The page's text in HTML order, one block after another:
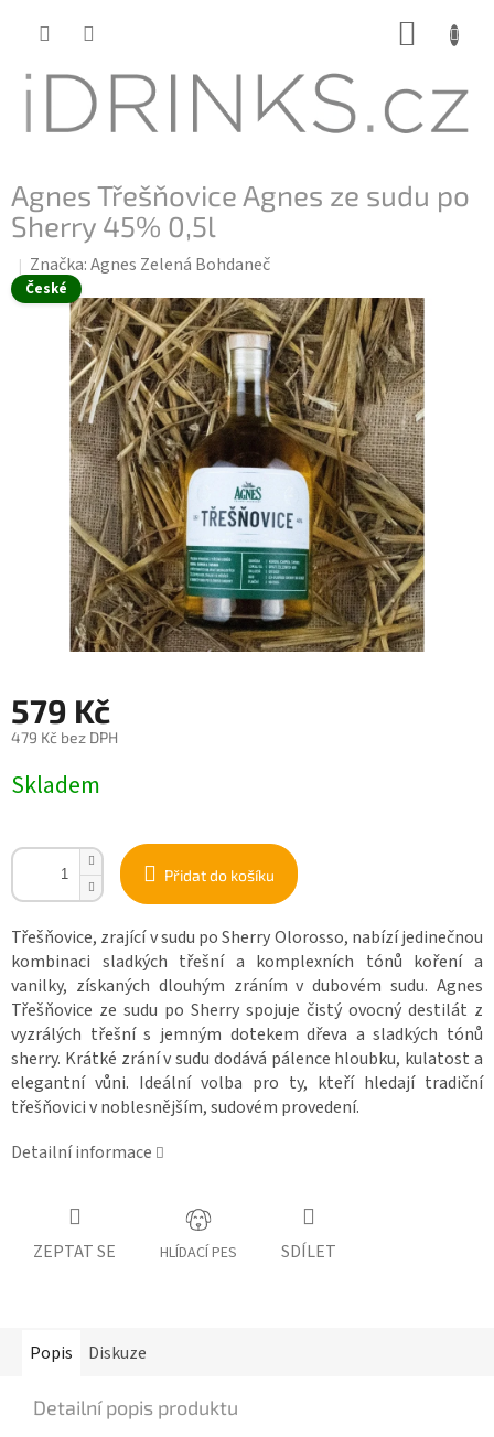
Agnes Třešňovice Agnes ze sudu po
Sherry 45% 0,5l
České
Značka:Agnes Zelená Bohdaneč
579 Kč
479 Kč bez DPH
cena:
Skladem
Přidat do košíku
Třešňovice, zrající v sudu po Sherry Olorosso, nabízí jedinečnou
kombinaci sladkých třešní a komplexních tónů koření a
vanilky, získaných dlouhým zráním v dubovém sudu. Agnes
Třešňovice ze sudu po Sherry spojuje čistý ovocný destilát z
vyzrálých třešní s jemným dotekem dřeva a sladkých tónů
sherry. Krátké zrání v sudu dodává pálence hloubku, kulatost a
elegantní vůni. Ideální volba pro ty, kteří hledají tradiční
třešňovici v noblesnějším, sudovém provedení.
Detailní informace
ZEPTAT SE HLÍDACÍ PES SDÍLET
Popis Diskuze
Detailní popis produktu